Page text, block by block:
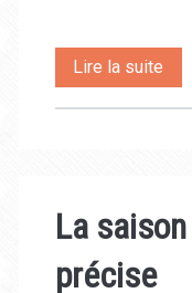
Lire la suite
et
La
précise